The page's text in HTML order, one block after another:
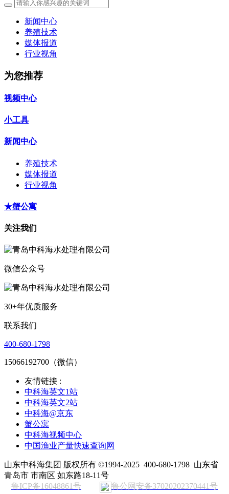
新闻中心
养殖技术
媒体报道
行业视角
为您推荐
视频中心
小工具
新闻中心
养殖技术
媒体报道
行业视角
★蟹公寓
关注我们
微信公众号
30+年优质服务
联系我们
400-680-1798
15066192700（微信）
友情链接 :
中科海英文1站
中科海英文2站
中科海@京东
蟹公寓
中科海视频中心
中国渔业产量快速查询网
山东中科海集团 版权所有 ©1994-2025 400-680-1798 山东省
青岛市 市南区 如东路18-11号
鲁ICP备16048861号
鲁公网安备37020202370441号